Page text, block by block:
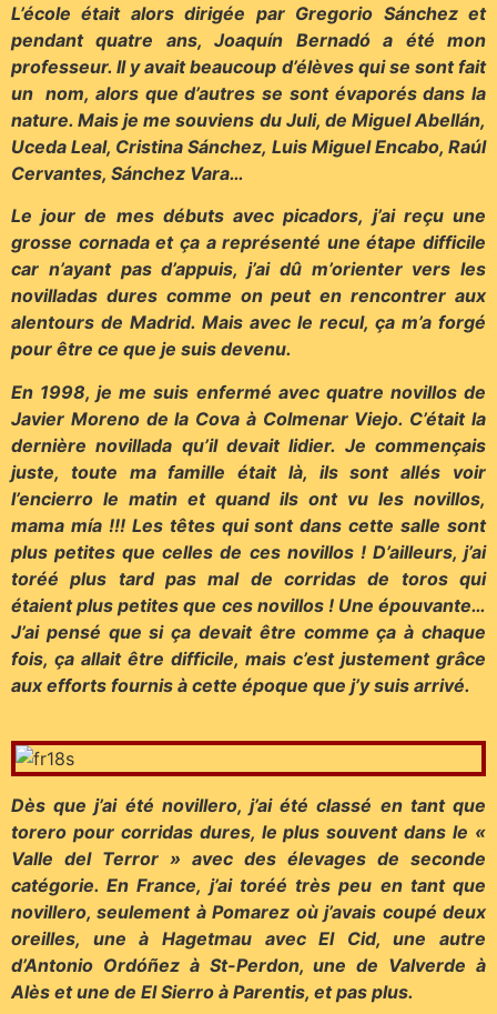
L’école était alors dirigée par Gregorio Sánchez et
pendant quatre ans, Joaquín Bernadó a été mon
professeur. Il y avait beaucoup d’élèves qui se sont fait
un nom, alors que d’autres se sont évaporés dans la
nature. Mais je me souviens du Juli, de Miguel Abellán,
Uceda Leal, Cristina Sánchez, Luis Miguel Encabo, Raúl
Cervantes, Sánchez Vara…
Le jour de mes débuts avec picadors, j’ai reçu une
grosse cornada et ça a représenté une étape difficile
car n’ayant pas d’appuis, j’ai dû m’orienter vers les
novilladas dures comme on peut en rencontrer aux
alentours de Madrid. Mais avec le recul, ça m’a forgé
pour être ce que je suis devenu.
En 1998, je me suis enfermé avec quatre novillos de
Javier Moreno de la Cova à Colmenar Viejo. C’était la
dernière novillada qu’il devait lidier. Je commençais
juste, toute ma famille était là, ils sont allés voir
l’encierro le matin et quand ils ont vu les novillos,
mama mía !!! Les têtes qui sont dans cette salle sont
plus petites que celles de ces novillos ! D’ailleurs, j’ai
toréé plus tard pas mal de corridas de toros qui
étaient plus petites que ces novillos ! Une épouvante…
J’ai pensé que si ça devait être comme ça à chaque
fois, ça allait être difficile, mais c’est justement grâce
aux efforts fournis à cette époque que j’y suis arrivé.
Dès que j’ai été novillero, j’ai été classé en tant que
torero pour corridas dures, le plus souvent dans le «
Valle del Terror » avec des élevages de seconde
catégorie. En France, j’ai toréé très peu en tant que
novillero, seulement à Pomarez où j’avais coupé deux
oreilles, une à Hagetmau avec El Cid, une autre
d’Antonio Ordóñez à St-Perdon, une de Valverde à
Alès et une de El Sierro à Parentis, et pas plus.